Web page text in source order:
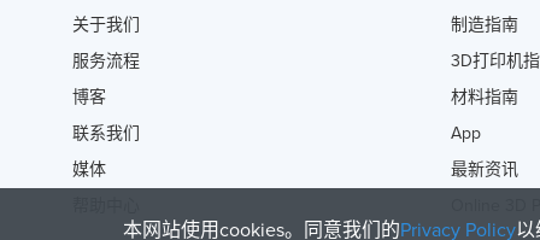
关于我们
服务流程
博客
联系我们
媒体
制造指南
3D打印机
材料指南
App
最新资讯
本网站使用cookies。同意我们的Privacy Policy